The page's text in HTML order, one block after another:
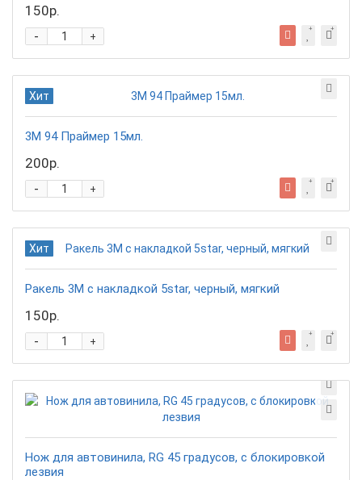
150р.
+
-
Хит
3М 94 Праймер 15мл.
200р.
+
-
Хит
Ракель 3М с накладкой 5star, черный, мягкий
150р.
+
-
Нож для автовинила, RG 45 градусов, с блокировкой
лезвия